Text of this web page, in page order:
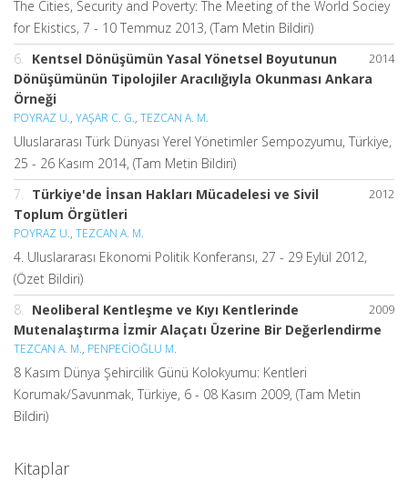
The Cities, Security and Poverty: The Meeting of the World Sociey
for Ekistics, 7 - 10 Temmuz 2013, (Tam Metin Bildiri)
2014
6. Kentsel Dönüşümün Yasal Yönetsel Boyutunun
Dönüşümünün Tipolojiler Aracılığıyla Okunması Ankara
Örneği
POYRAZ U., YAŞAR C. G., TEZCAN A. M.
Uluslararası Türk Dünyası Yerel Yönetimler Sempozyumu, Türkiye,
25 - 26 Kasım 2014, (Tam Metin Bildiri)
2012
7. Türkiye'de İnsan Hakları Mücadelesi ve Sivil
Toplum Örgütleri
POYRAZ U., TEZCAN A. M.
4. Uluslararası Ekonomi Politik Konferansı, 27 - 29 Eylül 2012,
(Özet Bildiri)
2009
8. Neoliberal Kentleşme ve Kıyı Kentlerinde
Mutenalaştırma İzmir Alaçatı Üzerine Bir Değerlendirme
TEZCAN A. M., PENPECİOĞLU M.
8 Kasım Dünya Şehircilik Günü Kolokyumu: Kentleri
Korumak/Savunmak, Türkiye, 6 - 08 Kasım 2009, (Tam Metin
Bildiri)
Kitaplar